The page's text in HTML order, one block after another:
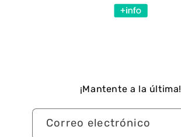
¡Mantente a la última!
Correo electrónico